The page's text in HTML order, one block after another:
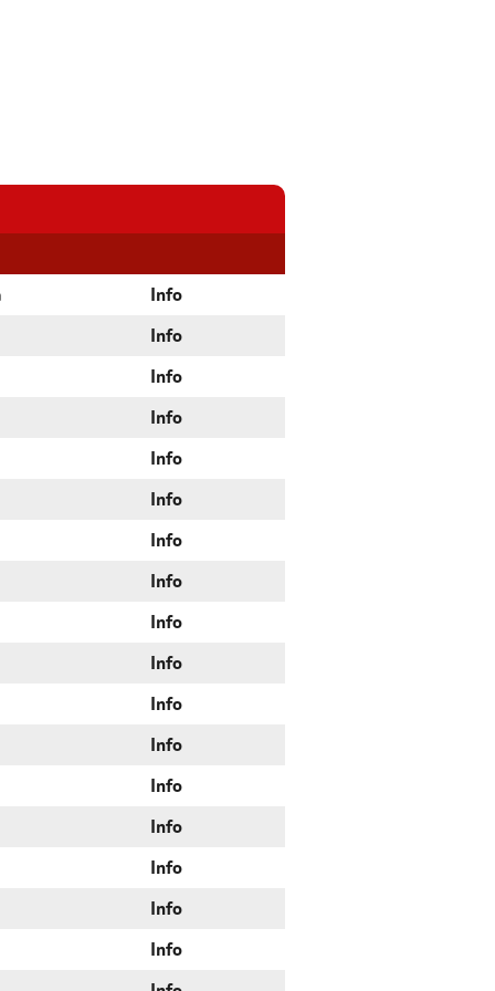
Info
Info
Info
Info
Info
Info
Info
Info
Info
Info
Info
Info
Info
Info
Info
Info
Info